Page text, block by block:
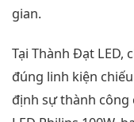
gian.
Tại Thành Đạt LED,
đúng linh kiện
định sự thành công